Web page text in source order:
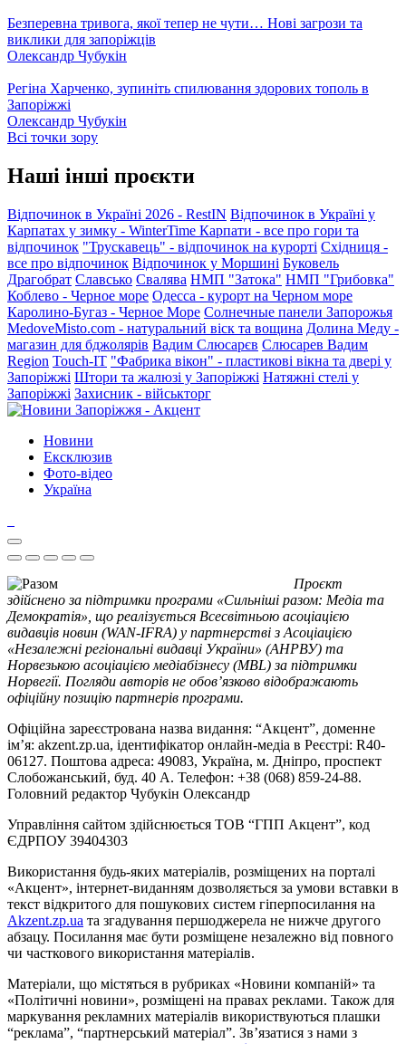
Безперевна тривога, якої тепер не чути… Нові загрози та
виклики для запоріжців
Олександр Чубукін
Регіна Харченко, зупиніть спилювання здорових тополь в
Запоріжжі
Олександр Чубукін
Всі точки зору
Наші інші проєкти
Відпочинок в Україні 2026 - RestIN Відпочинок в Україні у
Карпатах у зимку - WinterTime Карпати - все про гори та
відпочинок "Трускавець" - відпочинок на курорті Східниця -
все про відпочинок Відпочинок у Моршині Буковель
Драгобрат Славсько Свалява НМП "Затока" НМП "Грибовка"
Коблево - Черное море Одесса - курорт на Черном море
Каролино-Бугаз - Черное Море Солнечные панели Запорожья
MedoveMisto.com - натуральний віск та вощина Долина Меду -
магазин для бджолярів Вадим Слюсарєв Слюсарев Вадим
Region Touch-IT "Фабрика вікон" - пластикові вікна та двері у
Запоріжжі Штори та жалюзі у Запоріжжі Натяжні стелі у
Запоріжжі Захисник - військторг
Новини
Ексклюзив
Фото-відео
Україна
Проєкт
здійснено за підтримки програми «Сильніші разом: Медіа та
Демократія», що реалізується Всесвітньою асоціацією
видавців новин (WAN-IFRA) у партнерстві з Асоціацією
«Незалежні регіональні видавці України» (АНРВУ) та
Норвезькою асоціацією медіабізнесу (MBL) за підтримки
Норвегії. Погляди авторів не обов’язково відображають
офіційну позицію партнерів програми.
Офіційна зареєстрована назва видання: “Акцент”, доменне
ім’я: akzent.zp.ua, ідентифікатор онлайн-медіа в Реєстрі: R40-
06127. Поштова адреса: 49083, Україна, м. Дніпро, проспект
Слобожанський, буд. 40 А. Телефон: +38 (068) 859-24-88.
Головний редактор Чубукін Олександр
Управління сайтом здійснюється ТОВ “ГПП Акцент”, код
ЄДРПОУ 39404303
Використання будь-яких матеріалів, розміщених на порталі
«Акцент», інтернет-виданням дозволяється за умови вставки в
текст відкритого для пошукових систем гіперпосилання на
Akzent.zp.ua та згадування першоджерела не нижче другого
абзацу. Посилання має бути розміщене незалежно від повного
чи часткового використання матеріалів.
Матеріали, що містяться в рубриках «Новини компаній» та
«Політичні новини», розміщені на правах реклами. Також для
маркування рекламних матеріалів використвуються плашки
“реклама”, “партнерський матеріал”. Зв’язатися з нами з